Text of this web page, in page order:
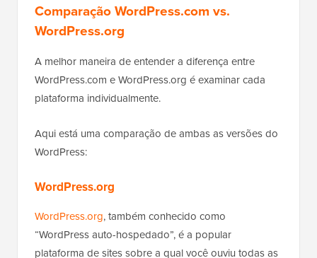
Comparação WordPress.com vs.
WordPress.org
A melhor maneira de entender a diferença entre
WordPress.com e WordPress.org é examinar cada
plataforma individualmente.
Aqui está uma comparação de ambas as versões do
WordPress:
WordPress.org
WordPress.org, também conhecido como
“WordPress auto-hospedado”, é a popular
plataforma de sites sobre a qual você ouviu todas as